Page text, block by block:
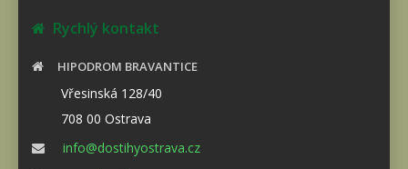
Rychlý kontakt
HIPODROM BRAVANTICE
Vřesinská 128/40
708 00 Ostrava
info@dostihyostrava.cz